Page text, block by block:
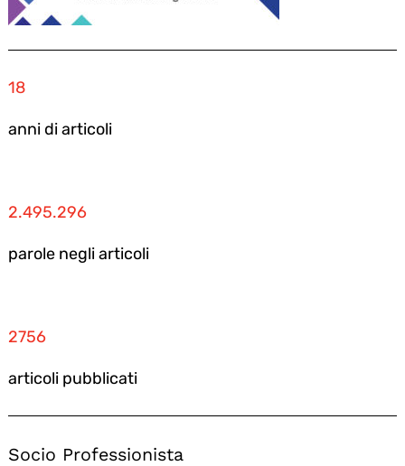
18
anni di articoli
2.495.296
parole negli articoli
2756
articoli pubblicati
Socio Professionista